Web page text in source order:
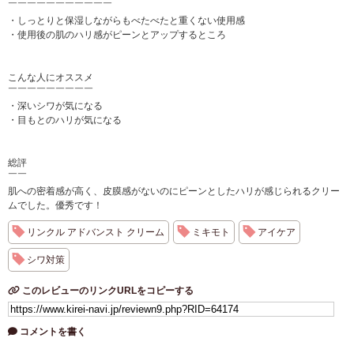
￣￣￣￣￣￣￣￣￣￣￣
・しっとりと保湿しながらもべたべたと重くない使用感
・使用後の肌のハリ感がピーンとアップするところ
こんな人にオススメ
￣￣￣￣￣￣￣￣￣
・深いシワが気になる
・目もとのハリが気になる
総評
￣￣
肌への密着感が高く、皮膜感がないのにピーンとしたハリが感じられるクリー
ムでした。優秀です！
リンクル アドバンスト クリーム ミキモト アイケア
シワ対策
このレビューのリンクURLをコピーする
コメントを書く